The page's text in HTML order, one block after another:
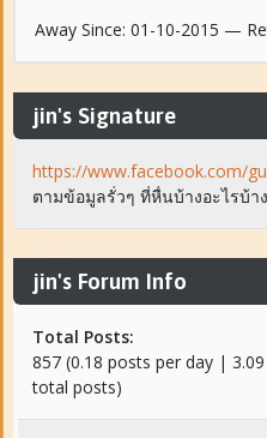
Away Since: 01-10-2015 —
jin's Signature
https://www.facebook.com/
ตามข้อมูลรั่วๆ ที่หื่นบ้างอะไรบ้าง
jin's Forum Info
Total Posts:
857 (0.18 posts per day |
total posts)